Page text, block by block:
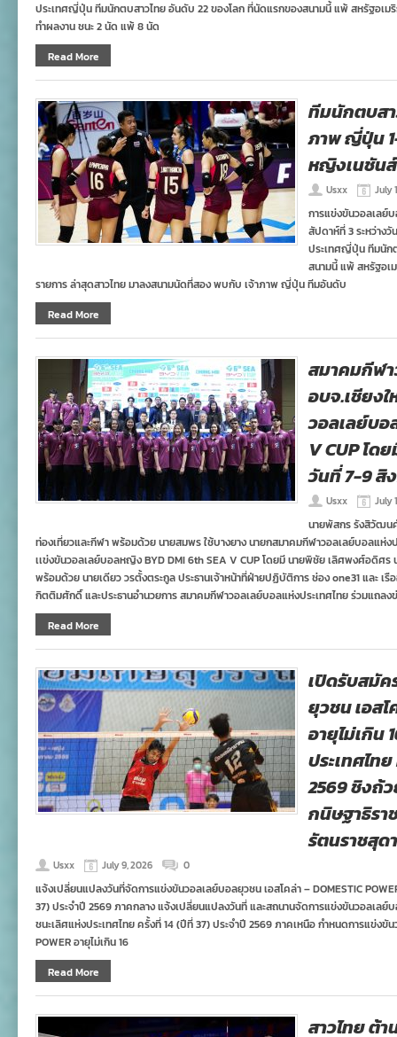
ประเทศญี่ปุ่น ทีมนักตบสาวไทย อันดับ 22 ของโลก ที่นัดแรกของสนามนี้ แพ้ สหรัฐอเ
ทำผลงาน ชนะ 2 นัด แพ้ 8 นัด
Read More
ทีมนักตบสา
ภาพ ญี่ปุ่น
หญิงเนชัน
Usxx July
การแข่งขันวอลเลย์
สัปดาห์ที่ 3 ระหว่าง
ประเทศญี่ปุ่น ทีมนัก
สนามนี้ แพ้ สหรัฐอเ
รายการ ล่าสุดสาวไทย มาลงสนามนัดที่สอง พบกับ เจ้าภาพ ญี่ปุ่น ทีมอันดับ
Read More
สมาคมกีฬ
อบจ.เชียง
วอลเลย์บอ
V CUP โด
วันที่ 7-9 สิ
Usxx July
นายพัสกร รังสิวัฒนศั
ท่องเที่ยวและกีฬา พร้อมด้วย นายสมพร ใช้บางยาง นายกสมาคมกีฬาวอลเลย์บอลแห่งป
เเข่งขันวอลเลย์บอลหญิง BYD DMI 6th SEA V CUP โดยมี นายพิชัย เลิศพงศ์อดิศร
พร้อมด้วย นายเดียว วรตั้งตระกูล ประธานเจ้าหน้าที่ฝ่ายปฏิบัติการ ช่อง one31 และ เรื
กิตติมศักดิ์ และประธานอำนวยการ สมาคมกีฬาวอลเลย์บอลแห่งประเทศไทย ร่วมแถล
Read More
เปิดรับสมัค
ยุวชน เอสโ
อายุไม่เกิน
ประเทศไท
2569 ชิงถ้
กนิษฐาธิรา
รัตนราชสุด
Usxx July 9, 2026 0
แจ้งเปลี่ยนแปลงวันที่จัดการแข่งขันวอลเลย์บอลยุวชน เอสโคล่า – DOMESTIC
37) ประจำปี 2569 ภาคกลาง แจ้งเปลี่ยนแปลงวันที่ และสถนานจัดการแข่งขันวอลเลย์บ
ชนะเลิศแห่งประเทศไทย ครั้งที่ 14 (ปีที่ 37) ประจำปี 2569 ภาคเหนือ กำหนดการแข่งขั
POWER อายุไม่เกิน 16
Read More
สาวไทย ต้า